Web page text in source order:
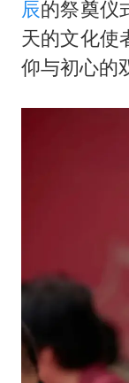
辰的祭奠仪
天的文化使
仰与初心的